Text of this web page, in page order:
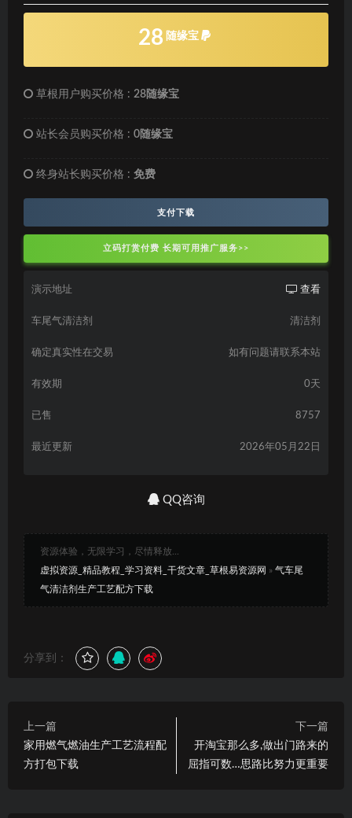
28 随缘宝
草根用户购买价格 : 28随缘宝
站长会员购买价格 : 0随缘宝
终身站长购买价格 : 免费
支付下载
立码打赏付费 长期可用推广服务>>
演示地址 查看
车尾气清洁剂 清洁剂
确定真实性在交易 如有问题请联系本站
有效期 0天
已售 8757
最近更新 2026年05月22日
QQ咨询
资源体验，无限学习，尽情释放...
虚拟资源_精品教程_学习资料_干货文章_草根易资源网 » 气车尾
气清洁剂生产工艺配方下载
分享到：
上一篇
家用燃气燃油生产工艺流程配
方打包下载
下一篇
开淘宝那么多,做出门路来的
屈指可数…思路比努力更重要